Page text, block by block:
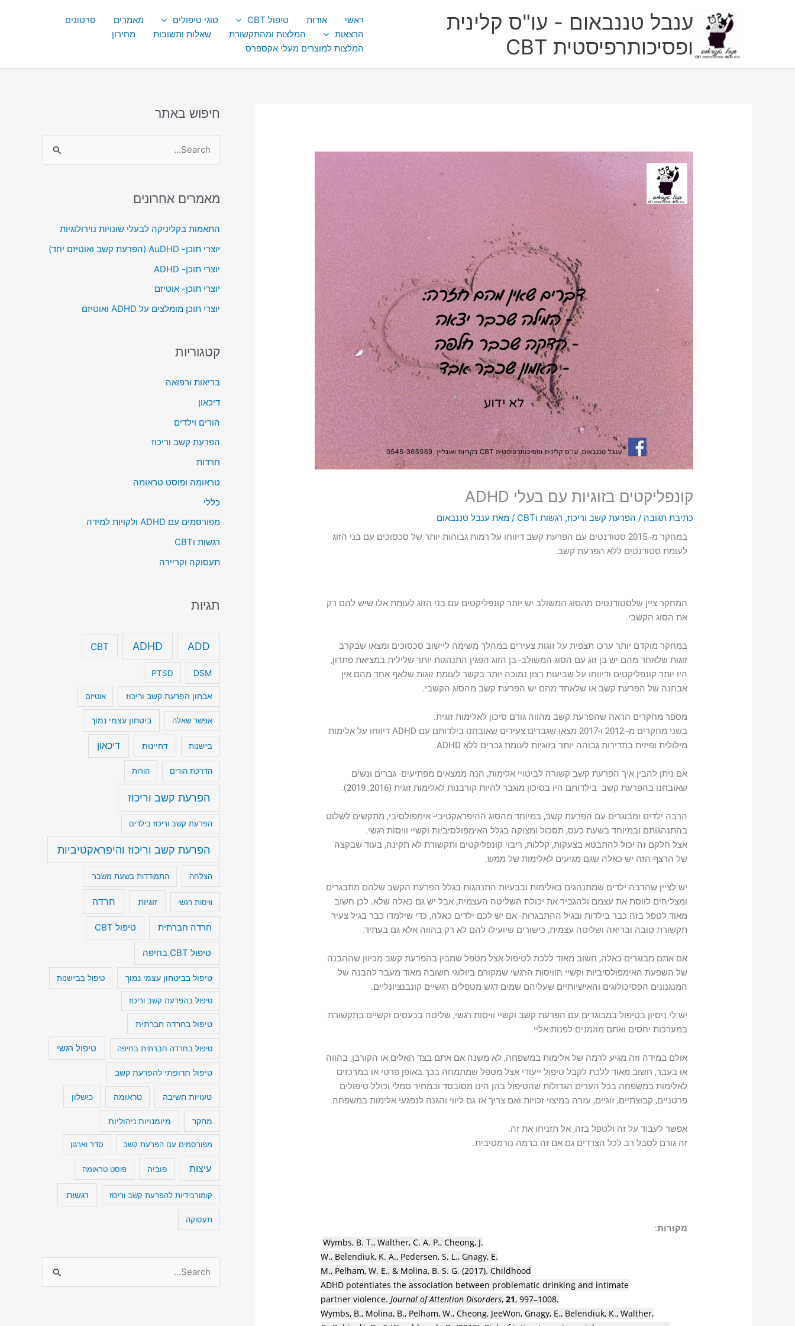
ענבל טננבאום - עו"ס קלינית
ופסיכותרפיסטית CBT
ראשי אודות טיפול CBT סוגי טיפולים מאמרים
סרטונים
הרצאות
המלצות ומהתקשורת שאלות ותשובות
מחירון
המלצות למוצרים מעלי אקספרס
קונפליקטים בזוגיות עם בעלי ADHD
כתיבת תגובה / הפרעת קשב וריכוז, רגשות וCBT / מאת ענבל טננבאום
במחקר מ- 2015 סטודנטים עם הפרעת קשב דיווחו על רמות גבוהות יותר של סכסוכים עם בני הזוג
לעומת סטודנטים ללא הפרעת קשב.
המחקר ציין שלסטודנטים מהסוג המשולב יש יותר קונפליקטים עם בני הזוג לעומת אלו שיש להם רק
את הסוג הקשבי.
במחקר מוקדם יותר ערכו תצפית על זוגות צעירים במהלך משימה ליישוב סכסוכים ומצאו שבקרב
זוגות שלאחד מהם יש בן זוג עם הסוג המשולב- בן הזוג הפגין התנהגות יותר שלילית במציאת פתרון,
היו יותר קונפליקטים ודיווחו על שביעות רצון נמוכה יותר בקשר לעומת זוגות שלאף אחד מהם אין
אבחנה של הפרעת קשב או שלאחד מהם יש הפרעת קשב מהסוג הקשבי.
מספר מחקרים הראה שהפרעת קשב מהווה גורם סיכון לאלימות זוגית.
בשני מחקרים מ- 2012 ו-2017 מצאו שגברים צעירים שאובחנו בילדותם עם ADHD דיווחו על אלימות
מילולית ופיזית בתדירות גבוהה יותר בזוגיות לעומת גברים ללא ADHD.
אם ניתן להבין איך הפרעת קשב קשורה לביטויי אלימות, הנה ממצאים מפתיעים- גברים ונשים
שאובחנו בהפרעת קשב בילדותם היו בסיכון מוגבר להיות קורבנות לאלימות זוגית (2016, 2019).
הרבה ילדים ומבוגרים עם הפרעת קשב, במיוחד מהסוג ההיפראקטיבי- אימפולסיבי, מתקשים לשלוט
בהתנהגותם ובמיוחד בשעת כעס, תסכול ומצוקה בגלל האימפולסיביות וקשיי וויסות רגשי.
אצל חלקם זה יכול להתבטא בצעקות, קללות, ריבוי קונפליקטים ותקשורת לא תקינה, בעוד שבקצה
של הרצף הזה יש כאלה שגם מגיעים לאלימות של ממש.
יש לציין שהרבה ילדים שמתנהגים באלימות ובבעיות התנהגות בגלל הפרעת הקשב שלהם מתבגרים
ומצליחים לווסת את עצמם ולהגביר את יכולת השליטה העצמית, אבל יש גם כאלה שלא. לכן חשוב
מאוד לטפל בזה כבר בילדות ובגיל ההתבגרות- אם יש לכם ילדים כאלה, כדי שילמדו כבר בגיל צעיר
תקשורת טובה ובריאה ושליטה עצמית, כישורים שיועילו להם לא רק בהווה אלא גם בעתיד.
אם אתם מבוגרים כאלה, חשוב מאוד ללכת לטיפול אצל מטפל שמבין בהפרעת קשב מכיוון שההבנה
של השפעת האימפולסיביות וקשיי הוויסות הרגשי שמקורם ביולוגי חשובה מאוד מעבר להבנה של
המנגנונים הפסיכולוגים והאישיותיים שעליהם שמים דגש מטפלים רגשיים קונבנציונליים.
יש לי ניסיון בטיפול במבוגרים עם הפרעת קשב וקשיי וויסות רגשי, שליטה בכעסים וקשיים בתקשורת
במערכות יחסים ואתם מוזמנים לפנות אליי.
אולם במידה וזה מגיע לרמה של אלימות במשפחה, לא משנה אם אתם בצד האלים או הקורבן, בהווה
או בעבר, חשוב מאוד ללכת לקבל טיפול ייעודי אצל מטפל שמתמחה בכך באופן פרטי או במרכזים
לאלימות במשפחה בכל הערים הגדולות שהטיפול בהן הינו מסובסד ובמחיר סמלי וכולל טיפולים
פרטניים, קבוצתיים, זוגיים, עזרה במיצוי זכויות ואם צריך אז גם ליווי והגנה לנפגעי אלימות במשפחה.
אפשר לעבוד על זה ולטפל בזה, אל תזניחו את זה.
זה גורם לסבל רב לכל הצדדים גם אם זה ברמה נורמטיבית.
מקורות:
Wymbs, B. T., Walther, C. A. P., Cheong, J.
W., Belendiuk, K. A., Pedersen, S. L., Gnagy, E.
M., Pelham, W. E., & Molina, B. S. G. (2017). Childhood
ADHD potentiates the association between problematic drinking and intimate
partner violence. Journal of Attention Disorders,21, 997–1008.
Wymbs, B., Molina, B., Pelham, W.,Cheong, JeeWon,Gnagy, E., Belendiuk, K.,Walther,
חיפוש באתר
r
o
:
מאמרים אחרונים
התאמות בקליניקה לבעלי שונויות נוירולוגיות
יוצרי תוכן- AuDHD (הפרעת קשב ואוטיזם יחד)
יוצרי תוכן- ADHD
יוצרי תוכן- אוטיזם
יוצרי תוכן מומלצים על ADHD ואוטיזם
קטגוריות
בריאות ורפואה
דיכאון
הורים וילדים
הפרעת קשב וריכוז
חרדות
טראומה ופוסט טראומה
כללי
מפורסמים עם ADHD ולקויות למידה
רגשות וCBT
תעסוקה וקריירה
תגיות
ADD
ADHD
CBT
DSM
PTSD
אבחון הפרעת קשב וריכוז אוטיזם
אפשר שאלה ביטחון עצמי נמוך
ביישנות דחיינות דיכאון
הדרכת הורים הורות
הפרעת קשב וריכוז
הפרעת קשב וריכוז בילדים
הפרעת קשב וריכוז והיפראקטיביות
הצלחה התמודדות בשעת משבר
וויסות רגשי זוגיות חרדה
חרדה חברתית טיפול CBT
טיפול CBT בחיפה
טיפול בביטחון עצמי נמוך טיפול בביישנות
טיפול בהפרעת קשב וריכוז
טיפול בחרדה חברתית
טיפול בחרדה חברתית בחיפה טיפול רגשי
טיפול תרופתי להפרעת קשב
טעויות חשיבה טראומה כישלון
מחקר מיומנויות ניהוליות
מפורסמים עם הפרעת קשב סדר וארגון
עיצות פוביה פוסט טראומה
קומורבידיות להפרעת קשב וריכוז רגשות
תעסוקה